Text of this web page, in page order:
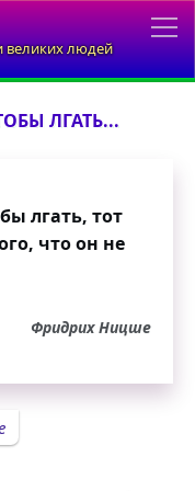
великих людей
ЛГАТЬ...
лгать, тот
что он не
Фридрих Ницше